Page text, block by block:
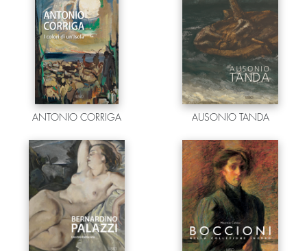
ANTONIO CORRIGA AUSONIO TANDA